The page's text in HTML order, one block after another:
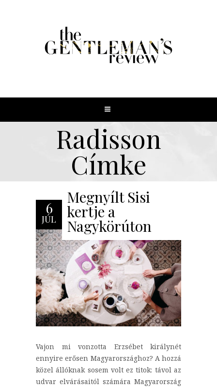
Radisson
Címke
6
JÚL
Megnyílt Sisi
kertje a
Nagykörúton
Vajon mi vonzotta Erzsébet királynét
ennyire erősen Magyarországhoz? A hozzá
közel állóknak sosem volt ez titok: távol az
udvar elvárásaitól számára Magyarország